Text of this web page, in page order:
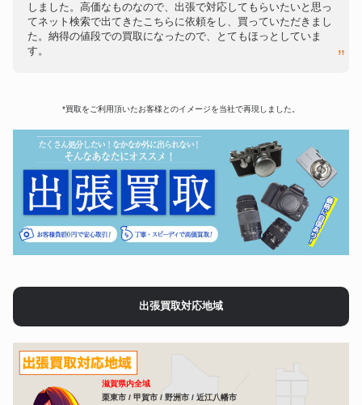
しました。高価なものなので、出張で対応してもらいたいと思っ
てネット検索で出てきたこちらに依頼をし、買っていただきまし
た。納得の値段での買取になったので、とてもほっとしていま
す。
*買取をご利用頂いたお客様とのイメージを当社で再現しました。
出張買取対応地域
滋賀県内全域
栗東市 / 甲賀市 / 野洲市 / 近江八幡市